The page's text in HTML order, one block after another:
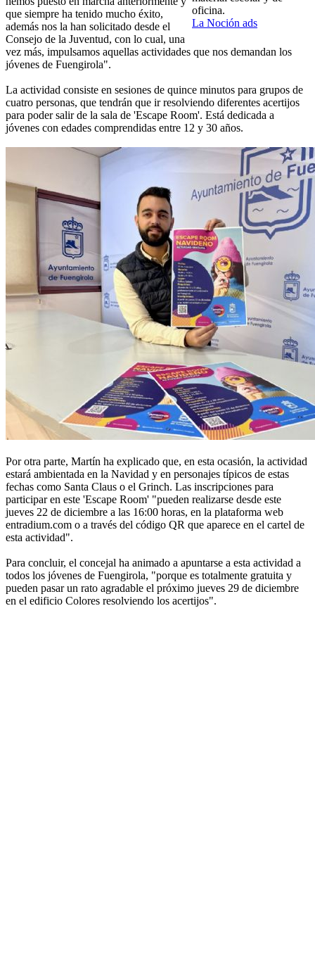
oficina.
La Noción ads
que siempre ha tenido mucho éxito,
además nos la han solicitado desde el
Consejo de la Juventud, con lo cual, una
vez más, impulsamos aquellas actividades que nos demandan los
jóvenes de Fuengirola".
La actividad consiste en sesiones de quince minutos para grupos de
cuatro personas, que tendrán que ir resolviendo diferentes acertijos
para poder salir de la sala de 'Escape Room'. Está dedicada a
jóvenes con edades comprendidas entre 12 y 30 años.
Por otra parte, Martín ha explicado que, en esta ocasión, la actividad
estará ambientada en la Navidad y en personajes típicos de estas
fechas como Santa Claus o el Grinch. Las inscripciones para
participar en este 'Escape Room' "pueden realizarse desde este
jueves 22 de diciembre a las 16:00 horas, en la plataforma web
entradium.com o a través del código QR que aparece en el cartel de
esta actividad".
Para concluir, el concejal ha animado a apuntarse a esta actividad a
todos los jóvenes de Fuengirola, "porque es totalmente gratuita y
pueden pasar un rato agradable el próximo jueves 29 de diciembre
en el edificio Colores resolviendo los acertijos".